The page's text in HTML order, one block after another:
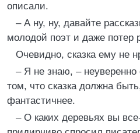
описали.
– А ну, ну, давайте
молодой поэт и даже потер
Очевидно, сказка ему не
– Я не знаю, –
том, что сказка должна
фантастичнее.
– О каких деревьях вы